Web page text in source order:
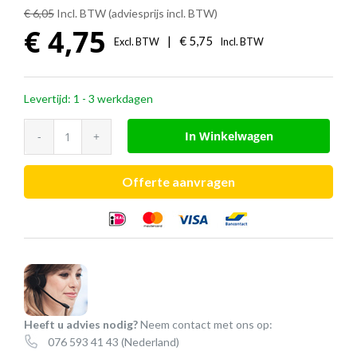
€ 6,05 Incl. BTW (adviesprijs incl. BTW)
€4,75 Excl. BTW | € 5,75 Incl. BTW
Levertijd: 1 - 3 werkdagen
HZP
oorkussen
(IMPACT
DW
Office)
aantal
In Winkelwagen
Offerte aanvragen
Heeft u advies nodig?Neem contact met ons op:
076 593 41 43 (Nederland)